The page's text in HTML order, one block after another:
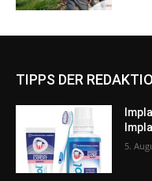
TIPPS DER
5.